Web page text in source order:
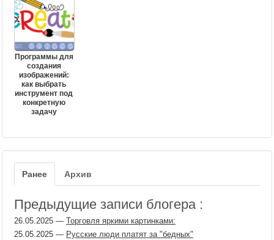
Программы для
создания
изображений:
как выбрать
инструмент под
конкретную
задачу
Ранее Архив
Предыдущие записи блогера :
26.05.2025 — Торговля яркими картинками:
25.05.2025 — Русские люди платят за "бедных"